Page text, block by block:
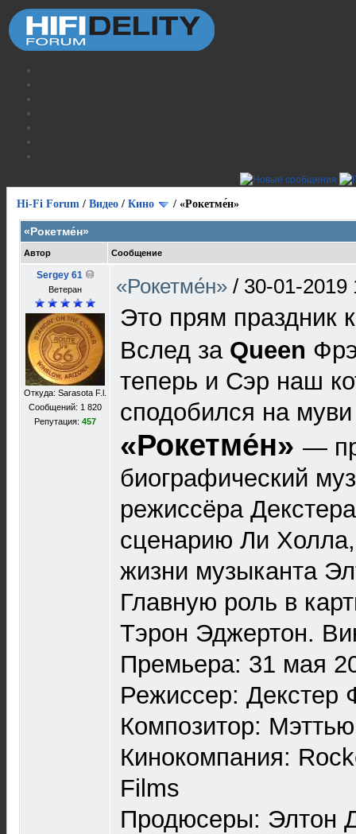
Hi-Fi Forum / Видео / Кино / «Рокетме́н»
«Рокетме́н»
Автор Сообщение
Sergey 61
Ветеран
Откуда: Sarasota F.l.
Сообщений: 1 820
Репутация: 457
«Рокетме́н» / 30-01-2019
Это прям праздник
Вслед заQueen
теперь и Сэр наш
сподобился на
«Рокетме́н» —
биографический
режиссёра
сценарию Ли
жизни музыканта
Главную роль в
Тэрон Эджертон.
Премьера: 31 мая
Режиссер: Декстер
Композитор:
Кинокомпания:
Films
Продюсеры: Элтон